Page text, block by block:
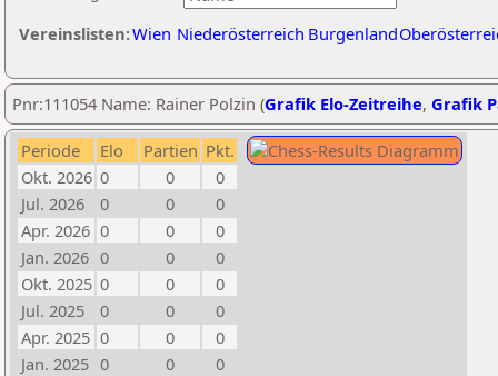
Vereinslisten:Wien Niederösterreich Burgenland
Pnr:111054 Name: Rainer Polzin (Grafik Elo-Zeitreihe, Grafik
Periode Elo Partien Pkt.
Okt. 2026 0 0
0
Jul. 2026
0 0
0
Apr. 2026 0 0
0
Jan. 2026 0 0
0
Okt. 2025 0 0
0
Jul. 2025
0 0
0
Apr. 2025 0 0
0
Jan. 2025 0 0
0